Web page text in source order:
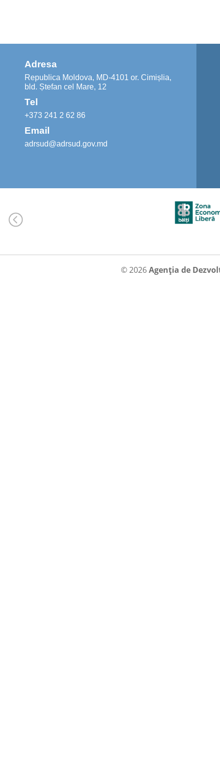
Adresa
Republica Moldova, MD-4101 or. Cimișlia,
bld. Ștefan cel Mare, 12
Tel
+373 241 2 62 86
Email
adrsud@adrsud.gov.md
© 2026Agenția de